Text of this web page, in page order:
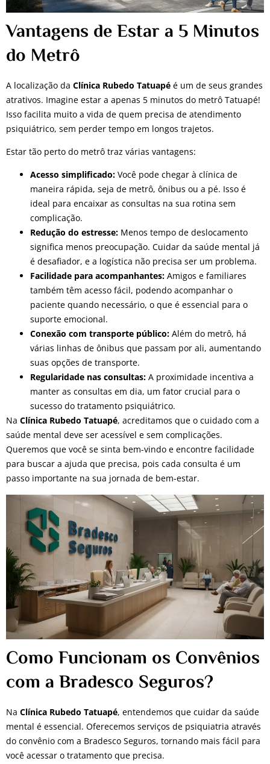
Vantagens de Estar a 5 Minutos
do Metrô
A localização da Clínica Rubedo Tatuapé é um de seus grandes
atrativos. Imagine estar a apenas 5 minutos do metrô Tatuapé!
Isso facilita muito a vida de quem precisa de atendimento
psiquiátrico, sem perder tempo em longos trajetos.
Estar tão perto do metrô traz várias vantagens:
Acesso simplificado: Você pode chegar à clínica de
maneira rápida, seja de metrô, ônibus ou a pé. Isso é
ideal para encaixar as consultas na sua rotina sem
complicação.
Redução do estresse: Menos tempo de deslocamento
significa menos preocupação. Cuidar da saúde mental já
é desafiador, e a logística não precisa ser um problema.
Facilidade para acompanhantes: Amigos e familiares
também têm acesso fácil, podendo acompanhar o
paciente quando necessário, o que é essencial para o
suporte emocional.
Conexão com transporte público: Além do metrô, há
várias linhas de ônibus que passam por ali, aumentando
suas opções de transporte.
Regularidade nas consultas: A proximidade incentiva a
manter as consultas em dia, um fator crucial para o
sucesso do tratamento psiquiátrico.
Na Clínica Rubedo Tatuapé, acreditamos que o cuidado com a
saúde mental deve ser acessível e sem complicações.
Queremos que você se sinta bem-vindo e encontre facilidade
para buscar a ajuda que precisa, pois cada consulta é um
passo importante na sua jornada de bem-estar.
Como Funcionam os Convênios
com a Bradesco Seguros?
Na Clínica Rubedo Tatuapé, entendemos que cuidar da saúde
mental é essencial. Oferecemos serviços de psiquiatria através
do convênio com a Bradesco Seguros, tornando mais fácil para
você acessar o tratamento que precisa.